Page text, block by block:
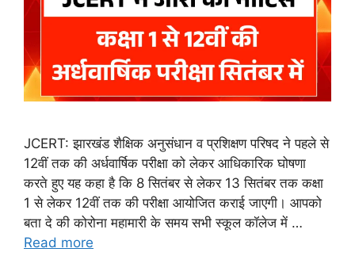
JCERT: झारखंड शैक्षिक अनुसंधान व प्रशिक्षण परिषद ने पहले से
12वीं तक की अर्धवार्षिक परीक्षा को लेकर आधिकारिक घोषणा
करते हुए यह कहा है कि 8 सितंबर से लेकर 13 सितंबर तक कक्षा
1 से लेकर 12वीं तक की परीक्षा आयोजित कराई जाएगी। आपको
बता दे की कोरोना महामारी के समय सभी स्कूल कॉलेज में …
Read more